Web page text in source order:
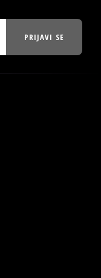
PRIJAVI SE